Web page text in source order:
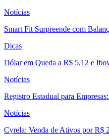
Notícias
Smart Fit Surpreende com
Dicas
Dólar em Queda a R$ 5,12 e
Notícias
Registro Estadual para
Notícias
Cyrela: Venda de Ativos por R$